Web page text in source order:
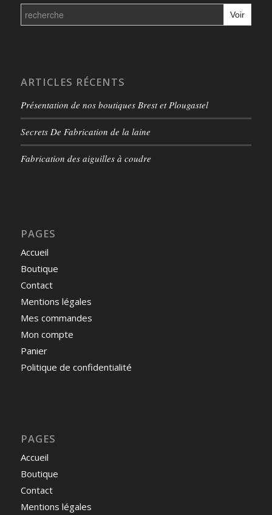
Search
for:
ARTICLES RÉCENTS
Présentation de nos boutiques Brest et Plougastel
Secrets De Fabrication de la laine
Fabrication des aiguilles à coudre
PAGES
Accueil
Boutique
Contact
Mentions légales
Mes commandes
Mon compte
Panier
Politique de confidentialité
PAGES
Accueil
Boutique
Contact
Mentions légales